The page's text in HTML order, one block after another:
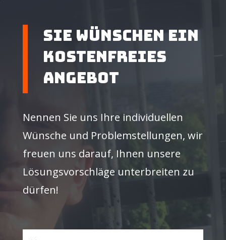
Sie wünschen ein
Kostenfreies
Angebot
Nennen Sie uns Ihre individuellen
Wünsche und Problemstellungen, wir
freuen uns darauf, Ihnen unsere
Lösungsvorschläge unterbreiten zu
dürfen!